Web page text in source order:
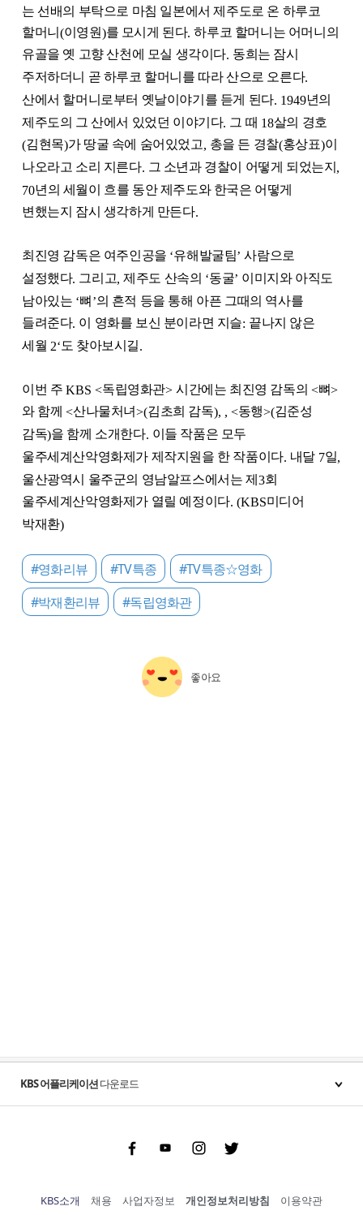
는 선배의 부탁으로 마침 일본에서 제주도로 온 하루코
할머니(이영원)를 모시게 된다.하루코 할머니는 어머니의
유골을 옛 고향 산천에 모실 생각이다. 동희는 잠시
주저하더니 곧 하루코 할머니를 따라 산으로 오른다.
산에서 할머니로부터 옛날이야기를 듣게 된다. 1949년의
제주도의 그 산에서 있었던 이야기다. 그 때 18살의 경호
(김현목)가 땅굴 속에 숨어있었고, 총을 든 경찰(홍상표)이
나오라고 소리 지른다. 그 소년과 경찰이 어떻게 되었는지,
70년의 세월이 흐를 동안 제주도와 한국은 어떻게
변했는지 잠시 생각하게 만든다.
최진영 감독은 여주인공을 ‘유해발굴팀’사람으로
설정했다. 그리고,제주도 산속의 ‘동굴’ 이미지와 아직도
남아있는 ‘뼈’의 흔적 등을 통해 아픈 그때의 역사를
들려준다. 이 영화를 보신 분이라면 지슬: 끝나지 않은
세월 2‘도 찾아보시길.
이번 주 KBS <독립영화관> 시간에는 최진영 감독의 <뼈>
와 함께 <산나물처녀>(김초희 감독), , <동행>(김준성
감독)을 함께 소개한다. 이들 작품은 모두
울주세계산악영화제가 제작지원을 한 작품이다. 내달 7일,
울산광역시 울주군의 영남알프스에서는 제3회
울주세계산악영화제가 열릴 예정이다. (KBS미디어
박재환)
#영화리뷰 #TV특종
#TV특종☆영화
#박재환리뷰
#독립영화관
좋아요
KBS 어플리케이션다운로드
FacebookYoutubeInstgram Twitter
KBS소개 채용 사업자정보 개인정보처리방침
이용약관